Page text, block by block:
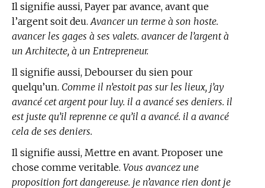
Il signifie aussi, Payer par avance, avant que
l’argent soit deu.Avancer un terme à son hoste.
avancer les gages à ses valets. avancer de l’argent à
un Architecte, à un Entrepreneur.
Il signifie aussi, Debourser du sien pour
quelqu’un. Comme il n’estoit pas sur les lieux, j’ay
avancé cet argent pour luy. il a avancé ses deniers. il
est juste qu’il reprenne ce qu’il a avancé. il a avancé
cela de ses deniers.
Il signifie aussi, Mettre en avant. Proposer une
chose comme veritable. Vous avancez une
proposition fort dangereuse. je n’avance rien dont je